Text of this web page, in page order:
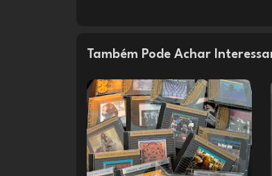
Também Pode Achar